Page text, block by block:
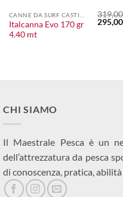
Italcanna Evo 170 gr
4.40 mt
319,00
Il
prezzo
295,00
CHI SIAMO
Il Maestrale Pesca è un
dell’attrezzatura da pesca
di conoscenza, pratica,